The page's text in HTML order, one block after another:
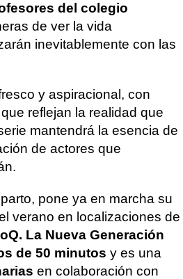
del colegio
de ver la vida
inevitablemente con las
y aspiracional, con
reflejan la realidad que
mantendrá la esencia de
de actores que
pone ya en marcha su
verano en localizaciones de
La Nueva Generación
de 50 minutos y es una
en colaboración con